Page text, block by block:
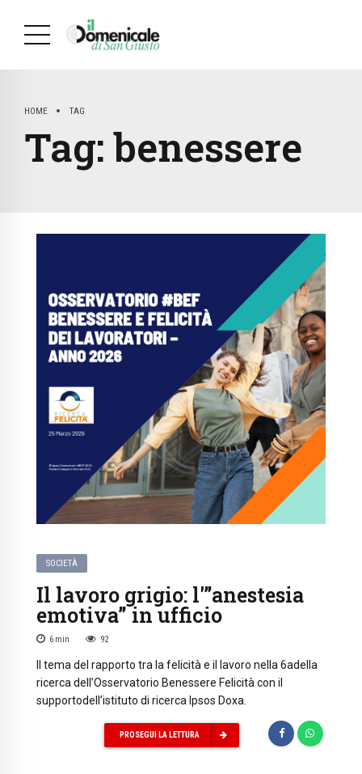
HOME TAG
Tag:benessere
SOCIETÀ
Il lavoro grigio: l'”anestesia
emotiva” in ufficio
6 min 92
Il tema del rapporto tra la felicità e il lavoro nella 6adella
ricerca dell’Osservatorio Benessere Felicità con il
supportodell’istituto di ricerca Ipsos Doxa.
PROSEGUI LA LETTURA